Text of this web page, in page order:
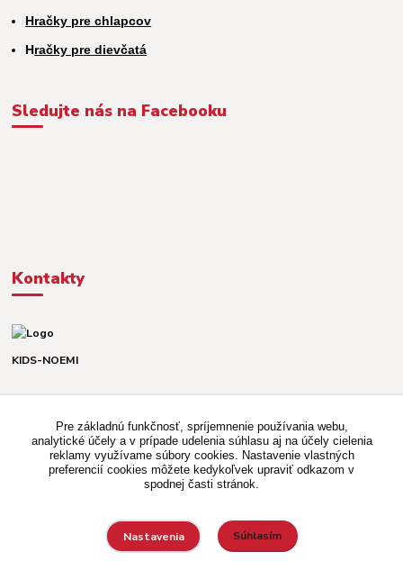
Hračky pre chlapcov
Hračky pre dievčatá
Sledujte nás na Facebooku
Kontakty
KIDS-NOEMI
(Po-Pia, 8-16 hod.)
kidsnoemi.shop@gmail.com
Pre základnú funkčnosť, spríjemnenie používania webu,
analytické účely a v prípade udelenia súhlasu aj na účely cielenia
reklamy využívame súbory cookies. Nastavenie vlastných
preferencií cookies môžete kedykoľvek upraviť odkazom v
spodnej časti stránok.
Nastavenia Súhlasím